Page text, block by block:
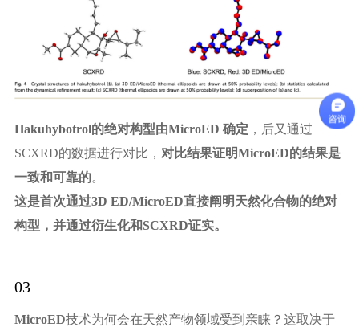
Hakuhybotrol的绝对构型由MicroED 确定 ，后又通过
SCXRD的数据进行对比， 对比结果证明MicroED的结果是
一致和可靠的。
这是首次通过3D ED/MicroED直接阐明天然化合物的绝对
构型，并通过衍生化和SCXRD证实。
03
MicroED技术为何会在天然产物领域受到亲睐？这取决于